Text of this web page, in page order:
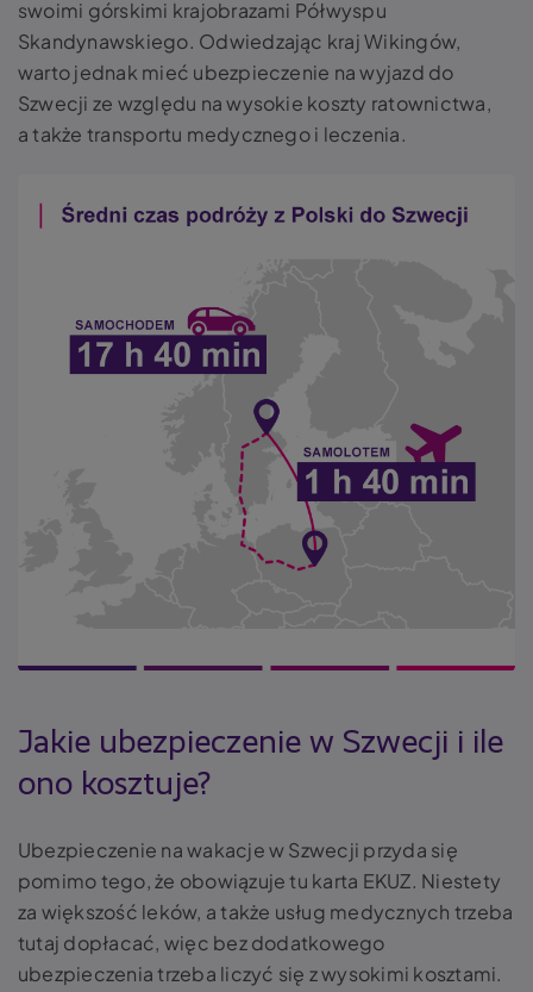
swoimi górskimi krajobrazami Półwyspu
Skandynawskiego. Odwiedzając kraj Wikingów,
warto jednak mieć ubezpieczenie na wyjazd do
Szwecji ze względu na wysokie koszty ratownictwa,
a także transportu medycznego i leczenia.
Jakie ubezpieczenie w Szwecji i ile
ono kosztuje?
Ubezpieczenie na wakacje w Szwecji przyda się
pomimo tego, że obowiązuje tu karta EKUZ. Niestety
za większość leków, a także usług medycznych trzeba
tutaj dopłacać, więc bez dodatkowego
ubezpieczenia trzeba liczyć się z wysokimi kosztami.